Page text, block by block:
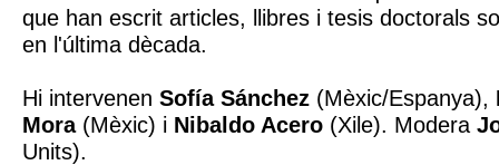
que han escrit articles, llibres i tesis doctorals
en l'última dècada.
Hi intervenen Sofía Sánchez (Mèxic/Espanya),
Mora(Mèxic) i Nibaldo Acero (Xile). Modera
Units).